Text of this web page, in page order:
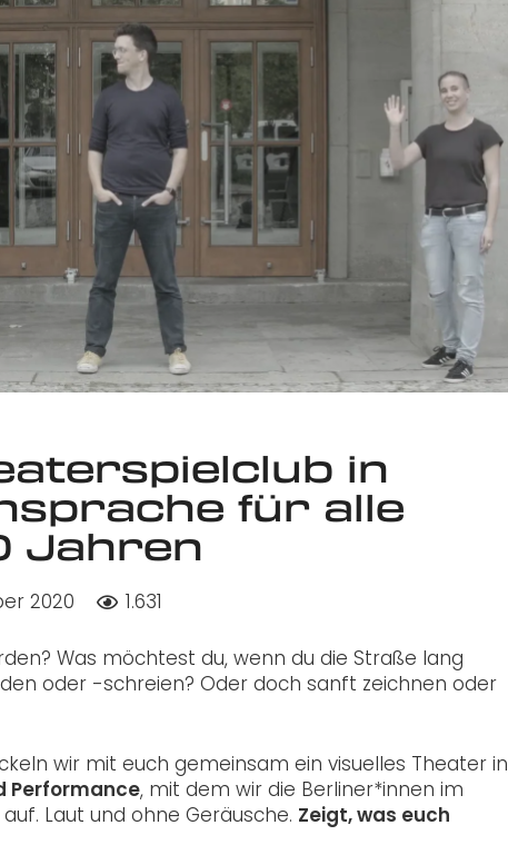
in
für alle
Jahren
2020 1.631
Was möchtest du, wenn du die Straße lang
oder -schreien? Oder doch sanft zeichnen oder
wir mit euch gemeinsam ein visuelles Theater in
Performance, mit dem wir die Berliner*innen im
Laut und ohne Geräusche. Zeigt, was euch